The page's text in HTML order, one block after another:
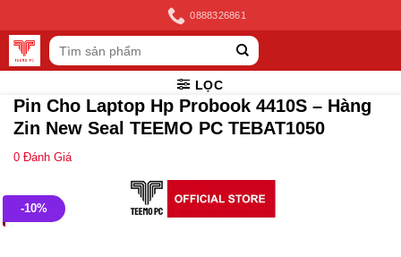
to
content
0888326861
Tìm
kiếm:
LỌC
Pin Cho Laptop Hp Probook 4410S – Hàng
Zin New Seal TEEMO PC TEBAT1050
0 Đánh Giá
-10%